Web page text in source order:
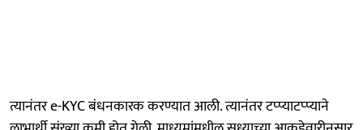
त्यानंतर e-KYC बंधनकारक करण्यात आली. त्यानंतर टप्प्याटप्प्याने